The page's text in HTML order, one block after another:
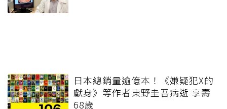
日本總銷量逾億本！《嫌疑犯X的
獻身》等作者東野圭吾病逝 享壽
68歲